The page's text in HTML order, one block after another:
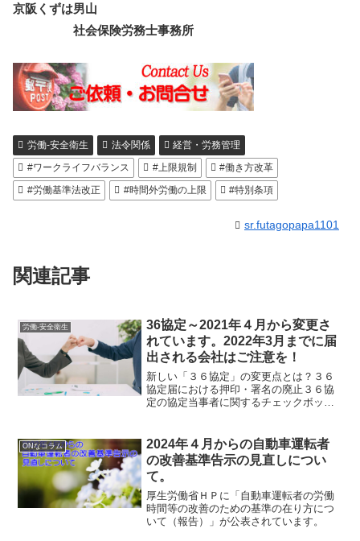
京阪くずは男山
社会保険労務士事務所
労働-安全衛生 法令関係
経営・労務管理
#ワークライフバランス
#上限規制
#働き方改革
#労働基準法改正
#時間外労働の上限 #特別条項
sr.futagopapa1101
関連記事
労働-安全衛生
36協定～2021年４月から変更さ
れています。2022年3月までに届
出される会社はご注意を！
新しい「３６協定」の変更点とは？３６
協定届における押印・署名の廃止３６協
定の協定当事者に関するチェックボック
９号の２)３６協定届における押印・署名
の廃止2020年7月...
ONなコラム
2024年４月からの自動車運転者
の改善基準告示の見直しについ
て。
厚生労働省ＨＰに「自動車運転者の労働
時間等の改善のための基準の在り方につ
いて（報告）」が公表されています。